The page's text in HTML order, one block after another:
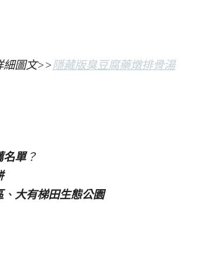
細圖文>>隱藏版臭豆腐藥燉排骨湯
名單？
、 大有梯田生態公園